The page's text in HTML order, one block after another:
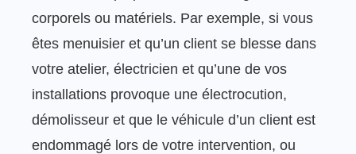
corporels ou matériels. Par exemple, si vous
êtes menuisier et qu’un client se blesse dans
votre atelier, électricien et qu’une de vos
installations provoque une électrocution,
démolisseur et que le véhicule d’un client est
endommagé lors de votre intervention, ou